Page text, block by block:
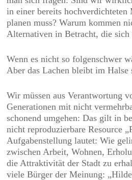
in einer bereits hochverdichteten
planen muss? Warum kommen
Alternativen in Betracht, die sich
Wenn es nicht so folgenschwer
Aber das Lachen bleibt im Halse
Wir müssen aus Verantwortung
Generationen mit nicht
schonend umgehen: Das gilt in
nicht reproduzierbare Resource
Aufgabenstellung lautet: Wie
zwischen Arbeit, Wohnen,
die Attraktivität der Stadt zu
viele Bürger der Meinung: